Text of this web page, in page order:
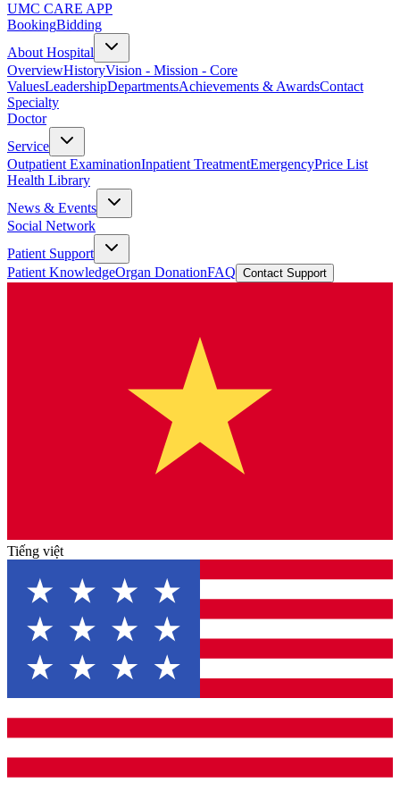
UMC CARE APP
BookingBidding
About Hospital
OverviewHistoryVision - Mission - Core
ValuesLeadershipDepartmentsAchievements & AwardsContact
Specialty
Doctor
Service
Outpatient ExaminationInpatient TreatmentEmergencyPrice List
Health Library
News & Events
Social Network
Patient Support
Patient KnowledgeOrgan DonationFAQ Contact Support
Tiếng việt